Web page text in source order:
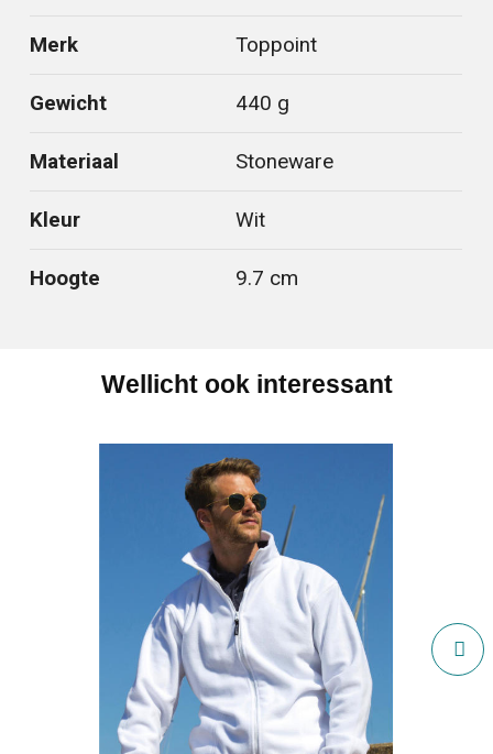
Merk Toppoint
Gewicht 440 g
Materiaal Stoneware
Kleur Wit
Hoogte 9.7 cm
Wellicht ook interessant